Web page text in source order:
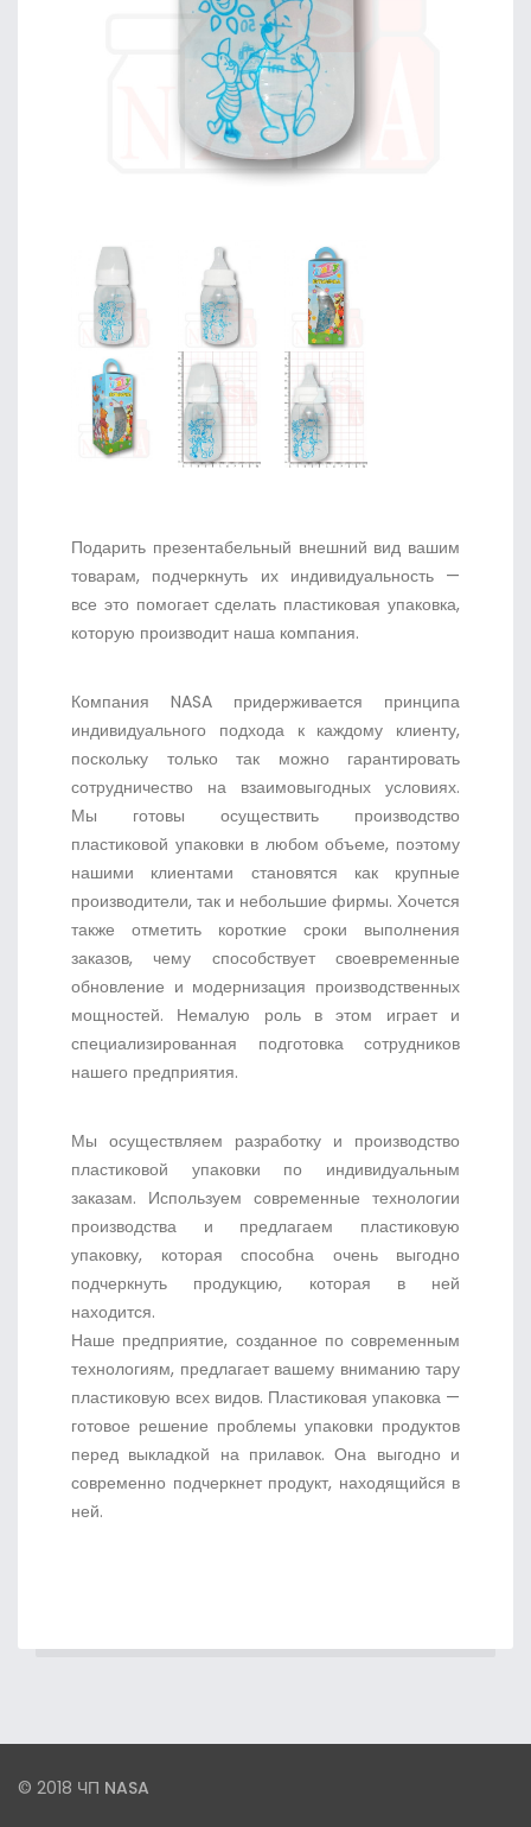
Подарить презентабельный внешний вид вашим
товарам, подчеркнуть их индивидуальность —
все это помогает сделать пластиковая упаковка,
которую производит наша компания.
Компания NASA придерживается принципа
индивидуального подхода к каждому клиенту,
поскольку только так можно гарантировать
сотрудничество на взаимовыгодных условиях.
Мы готовы осуществить производство
пластиковой упаковки в любом объеме, поэтому
нашими клиентами становятся как крупные
производители, так и небольшие фирмы. Хочется
также отметить короткие сроки выполнения
заказов, чему способствует своевременные
обновление и модернизация производственных
мощностей. Немалую роль в этом играет и
специализированная подготовка сотрудников
нашего предприятия.
Мы осуществляем разработку и производство
пластиковой упаковки по индивидуальным
заказам. Используем современные технологии
производства и предлагаем пластиковую
упаковку, которая способна очень выгодно
подчеркнуть продукцию, которая в ней
находится.
Наше предприятие, созданное по современным
технологиям, предлагает вашему вниманию тару
пластиковую всех видов. Пластиковая упаковка —
готовое решение проблемы упаковки продуктов
перед выкладкой на прилавок. Она выгодно и
современно подчеркнет продукт, находящийся в
ней.
© 2018 ЧП NASA